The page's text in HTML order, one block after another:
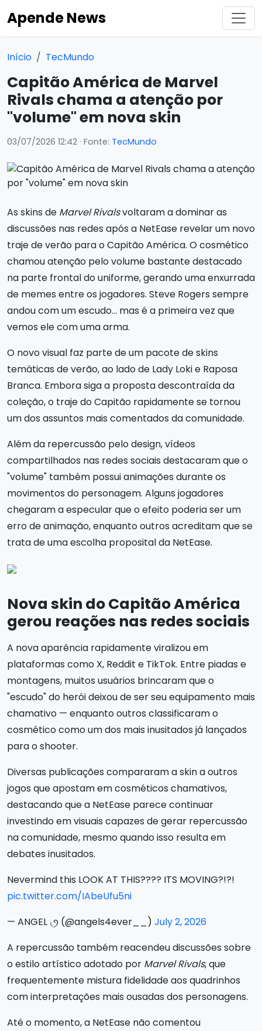
Apende News
Início TecMundo
Capitão América de Marvel
Rivals chama a atenção por
"volume" em nova skin
03/07/2026 12:42 · Fonte: TecMundo
As skins de Marvel Rivalsvoltaram a dominar as
discussões nas redes após a NetEase revelar um novo
traje de verão para o Capitão América. O cosmético
chamou atenção pelo volume bastante destacado
na parte frontal do uniforme, gerando uma enxurrada
de memes entre os jogadores. Steve Rogers sempre
andou com um escudo... mas é a primeira vez que
vemos ele com uma arma.
O novo visual faz parte de um pacote de skins
temáticas de verão, ao lado de Lady Loki e Raposa
Branca. Embora siga a proposta descontraída da
coleção, o traje do Capitão rapidamente se tornou
um dos assuntos mais comentados da comunidade.
Além da repercussão pelo design, vídeos
compartilhados nas redes sociais destacaram que o
"volume" também possui animações durante os
movimentos do personagem. Alguns jogadores
chegaram a especular que o efeito poderia ser um
erro de animação, enquanto outros acreditam que se
trata de uma escolha proposital da NetEase.
Nova skin do Capitão América
gerou reações nas redes sociais
A nova aparência rapidamente viralizou em
plataformas como X, Reddit e TikTok. Entre piadas e
montagens, muitos usuários brincaram que o
"escudo" do herói deixou de ser seu equipamento mais
chamativo — enquanto outros classificaram o
cosmético como um dos mais inusitados já lançados
para o shooter.
Diversas publicações compararam a skin a outros
jogos que apostam em cosméticos chamativos,
destacando que a NetEase parece continuar
investindo em visuais capazes de gerar repercussão
na comunidade, mesmo quando isso resulta em
debates inusitados.
Nevermind this LOOK AT THIS???? ITS MOVING?!?!
pic.twitter.com/IAbeUfu5ni
— ANGEL ৻ꪆ (@angels4ever__) July 2, 2026
A repercussão também reacendeu discussões sobre
o estilo artístico adotado por Marvel Rivals, que
frequentemente mistura fidelidade aos quadrinhos
com interpretações mais ousadas dos personagens.
Até o momento, a NetEase não comentou